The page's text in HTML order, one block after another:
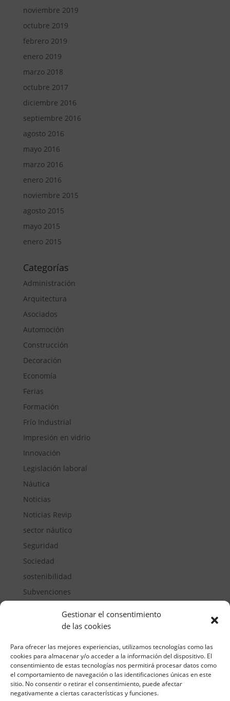
Gestionar el consentimiento
de las cookies
Para ofrecer las mejores experiencias, utilizamos tecnologías como las
cookies para almacenar y/o acceder a la información del dispositivo. El
consentimiento de estas tecnologías nos permitirá procesar datos como
el comportamiento de navegación o las identificaciones únicas en este
sitio. No consentir o retirar el consentimiento, puede afectar
negativamente a ciertas características y funciones.
noviembre 2019
octubre 2019
febrero 2019
enero 2019
marzo 2018
octubre 2017
diciembre 2016
septiembre 2016
agosto 2016
mayo 2016
marzo 2016
enero 2016
noviembre 2015
agosto 2015
mayo 2015
enero 2015
Categorías
Administración
Arquitectura
Asociados
Automoción
Construcción
Decoración
Economía
Ferias
Formación
Frío Industrial
Impresión en vidrio
Innovación
Legislación laboral
Náutica
Noticias
Noticias Revip
sector náutico
Seguridad
Sociedad
sostenibilidad
Subvenciones